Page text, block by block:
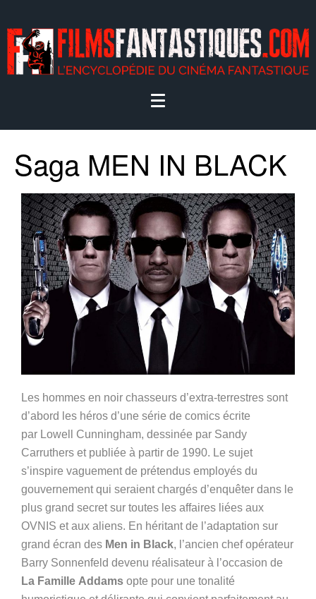
Saga MEN IN BLACK
Les hommes en noir chasseurs d’extra-terrestres sont
d’abord les héros d’une série de comics écrite
par Lowell Cunningham, dessinée par Sandy
Carruthers et publiée à partir de 1990. Le sujet
s’inspire vaguement de prétendus employés du
gouvernement qui seraient chargés d’enquêter dans le
plus grand secret sur toutes les affaires liées aux
OVNIS et aux aliens. En héritant de l’adaptation sur
grand écran des Men in Black, l’ancien chef opérateur
Barry Sonnenfeld devenu réalisateur à l’occasion de
La Famille Addams opte pour une tonalité